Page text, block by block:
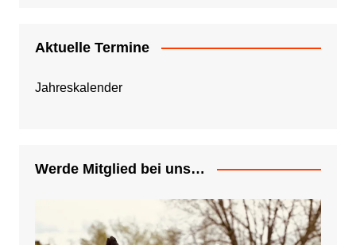
Aktuelle Termine
Jahreskalender
Werde Mitglied bei uns…